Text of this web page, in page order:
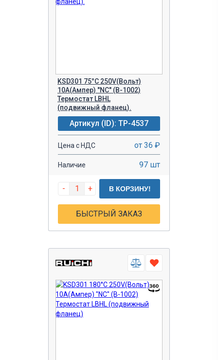
KSD301 75°C 250V(Вольт)
10A(Ампер) "NC" (B-1002)
Термостат LBHL
(подвижный фланец).
Артикул (ID): TP-4537
Цена с НДС от 36 ₽
Наличие 97 шт
- + В КОРЗИНУ!
БЫСТРЫЙ ЗАКАЗ